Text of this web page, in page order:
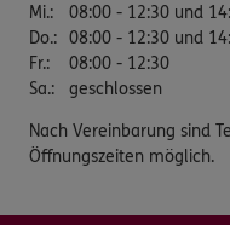
Mi.:
08:00 - 12:30 und
Do.: 08:00 - 12:30 und
Fr.:
08:00 - 12:30
Sa.: geschlossen
Nach Vereinbarung sind
Öffnungszeiten möglich.